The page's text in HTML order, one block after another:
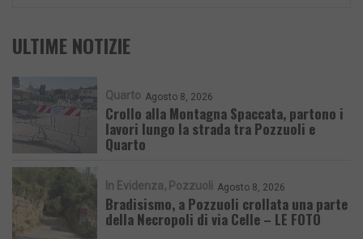
ULTIME NOTIZIE
Quarto Agosto 8, 2026
Crollo alla Montagna Spaccata, partono i
lavori lungo la strada tra Pozzuoli e
Quarto
In Evidenza Pozzuoli Agosto 8, 2026
Bradisismo, a Pozzuoli crollata una parte
della Necropoli di via Celle – LE FOTO